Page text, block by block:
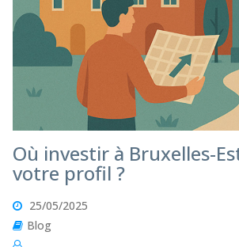
Où investir à Bruxelles-
votre profil ?
25/05/2025
Blog